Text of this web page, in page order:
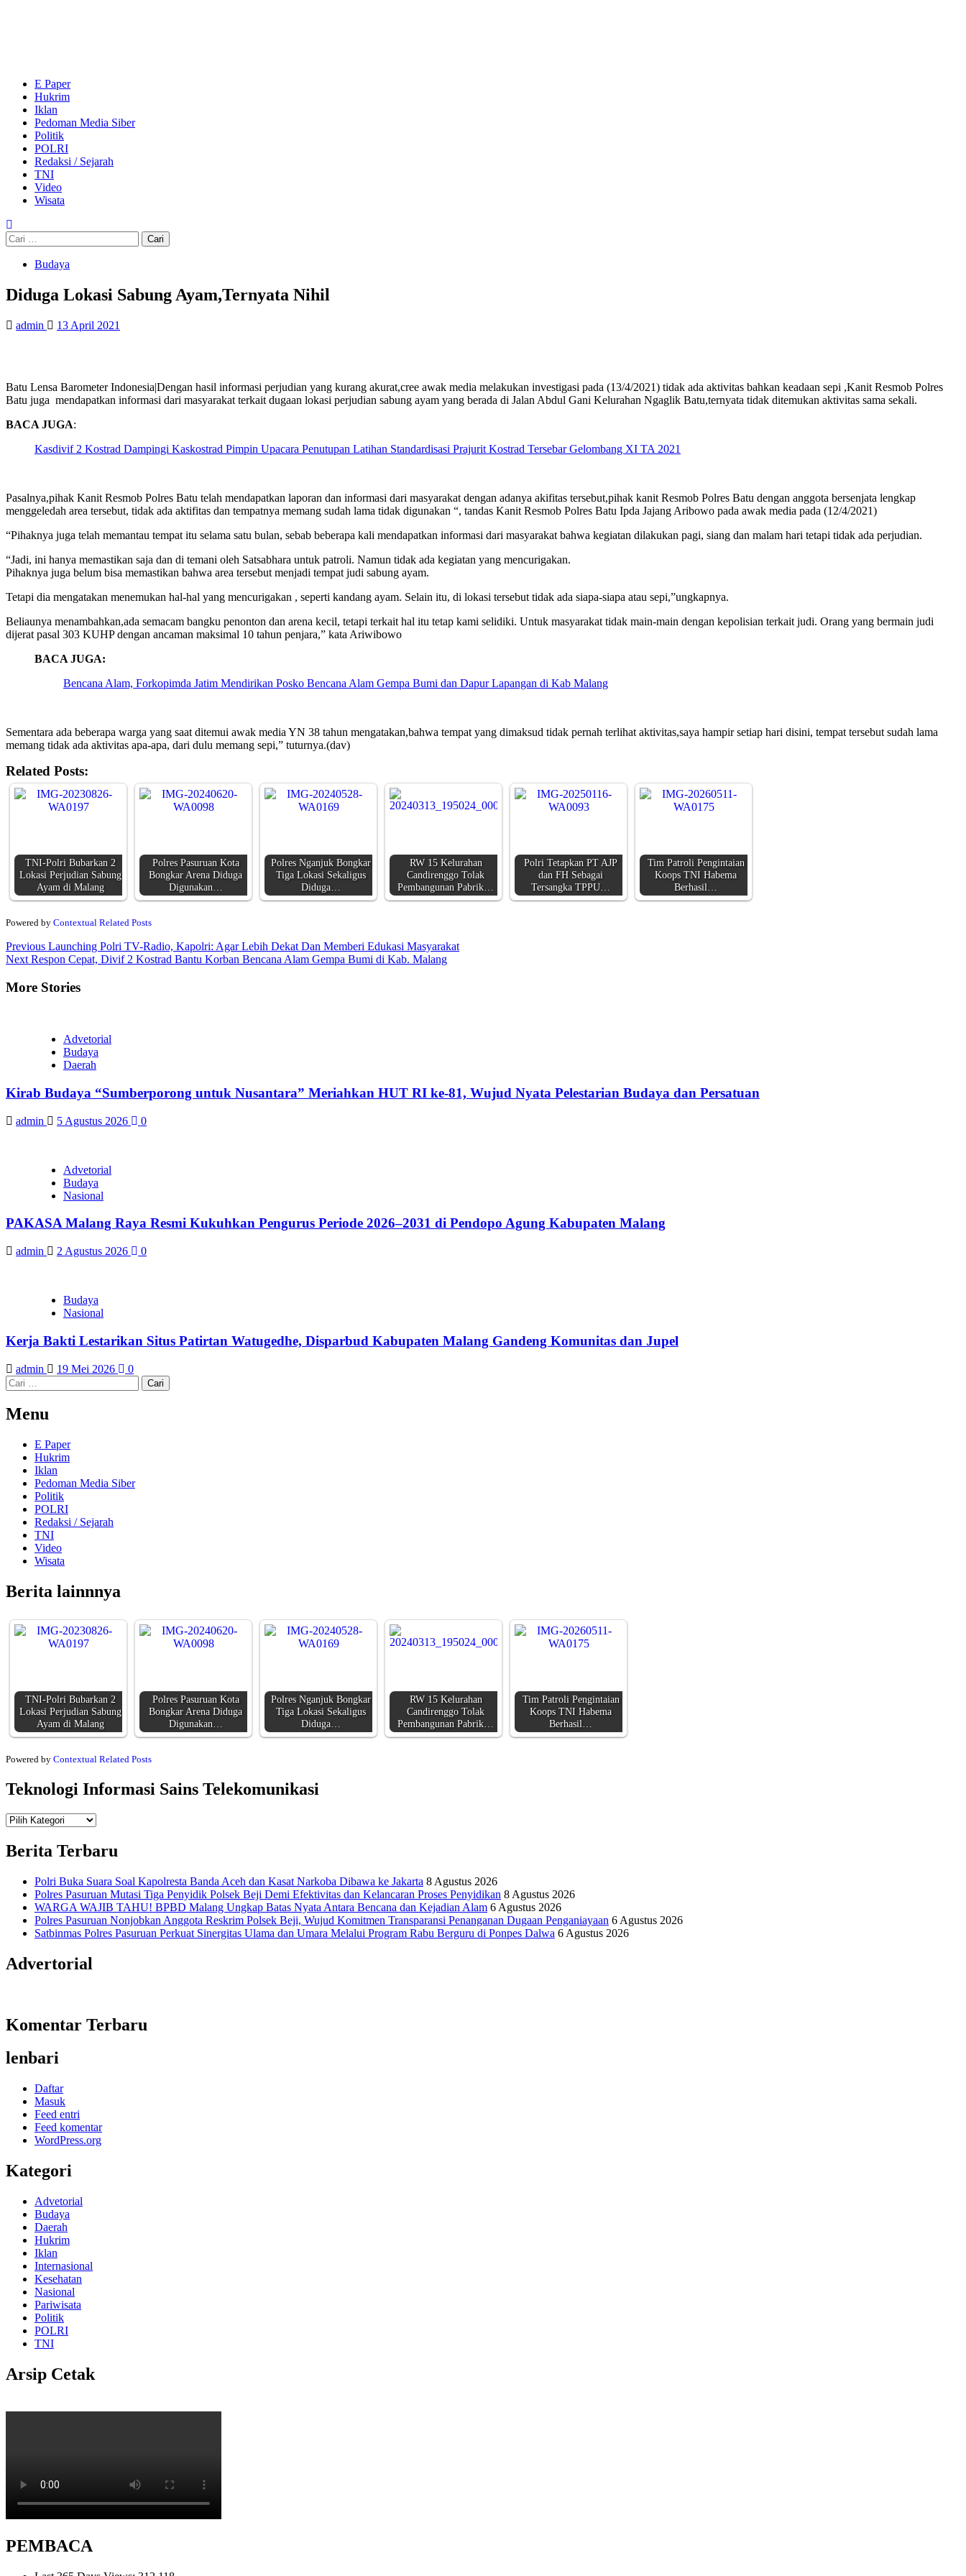
E Paper
Hukrim
Iklan
Pedoman Media Siber
Politik
POLRI
Redaksi / Sejarah
TNI
Video
Wisata
Cari
untuk:
Budaya
Diduga Lokasi Sabung Ayam,Ternyata Nihil
admin 13 April 2021
Batu Lensa Barometer Indonesia|Dengan hasil informasi perjudian yang kurang akurat,cree awak media melakukan investigasi pada (13/4/2021) tidak ada aktivitas bahkan keadaan sepi ,Kanit Resmob Polres
Batu juga mendapatkan informasi dari masyarakat terkait dugaan lokasi perjudian sabung ayam yang berada di Jalan Abdul Gani Kelurahan Ngaglik Batu,ternyata tidak ditemukan aktivitas sama sekali.
BACA JUGA:
Kasdivif 2 Kostrad Dampingi Kaskostrad Pimpin Upacara Penutupan Latihan Standardisasi Prajurit Kostrad Tersebar Gelombang XI TA 2021
Pasalnya,pihak Kanit Resmob Polres Batu telah mendapatkan laporan dan informasi dari masyarakat dengan adanya akifitas tersebut,pihak kanit Resmob Polres Batu dengan anggota bersenjata lengkap
menggeledah area tersebut, tidak ada aktifitas dan tempatnya memang sudah lama tidak digunakan “, tandas Kanit Resmob Polres Batu Ipda Jajang Aribowo pada awak media pada (12/4/2021)
“Pihaknya juga telah memantau tempat itu selama satu bulan, sebab beberapa kali mendapatkan informasi dari masyarakat bahwa kegiatan dilakukan pagi, siang dan malam hari tetapi tidak ada perjudian.
“Jadi, ini hanya memastikan saja dan di temani oleh Satsabhara untuk patroli. Namun tidak ada kegiatan yang mencurigakan.
Pihaknya juga belum bisa memastikan bahwa area tersebut menjadi tempat judi sabung ayam.
Tetapi dia mengatakan menemukan hal-hal yang mencurigakan , seperti kandang ayam. Selain itu, di lokasi tersebut tidak ada siapa-siapa atau sepi,”ungkapnya.
Beliaunya menambahkan,ada semacam bangku penonton dan arena kecil, tetapi terkait hal itu tetap kami selidiki. Untuk masyarakat tidak main-main dengan kepolisian terkait judi. Orang yang bermain judi
dijerat pasal 303 KUHP dengan ancaman maksimal 10 tahun penjara,” kata Ariwibowo
BACA JUGA:
Bencana Alam, Forkopimda Jatim Mendirikan Posko Bencana Alam Gempa Bumi dan Dapur Lapangan di Kab Malang
Sementara ada beberapa warga yang saat ditemui awak media YN 38 tahun mengatakan,bahwa tempat yang dimaksud tidak pernah terlihat aktivitas,saya hampir setiap hari disini, tempat tersebut sudah lama
memang tidak ada aktivitas apa-apa, dari dulu memang sepi,” tuturnya.(dav)
Related Posts:
TNI-Polri Bubarkan 2
Lokasi Perjudian Sabung
Ayam di Malang
Polres Pasuruan Kota
Bongkar Arena Diduga
Digunakan…
Polres Nganjuk Bongkar
Tiga Lokasi Sekaligus
Diduga…
RW 15 Kelurahan
Candirenggo Tolak
Pembangunan Pabrik…
Polri Tetapkan PT AJP
dan FH Sebagai
Tersangka TPPU…
Tim Patroli Pengintaian
Koops TNI Habema
Berhasil…
Powered by Contextual Related Posts
Continue
Reading
Previous Launching Polri TV-Radio, Kapolri: Agar Lebih Dekat Dan Memberi Edukasi Masyarakat
Next Respon Cepat, Divif 2 Kostrad Bantu Korban Bencana Alam Gempa Bumi di Kab. Malang
More Stories
Advetorial
Budaya
Daerah
Kirab Budaya “Sumberporong untuk Nusantara” Meriahkan HUT RI ke-81, Wujud Nyata Pelestarian Budaya dan Persatuan
admin 5 Agustus 2026 0
Advetorial
Budaya
Nasional
PAKASA Malang Raya Resmi Kukuhkan Pengurus Periode 2026–2031 di Pendopo Agung Kabupaten Malang
admin 2 Agustus 2026 0
Budaya
Nasional
Kerja Bakti Lestarikan Situs Patirtan Watugedhe, Disparbud Kabupaten Malang Gandeng Komunitas dan Jupel
admin 19 Mei 2026
0
Cari
untuk:
Menu
E Paper
Hukrim
Iklan
Pedoman Media Siber
Politik
POLRI
Redaksi / Sejarah
TNI
Video
Wisata
Berita lainnnya
TNI-Polri Bubarkan 2
Lokasi Perjudian Sabung
Ayam di Malang
Polres Pasuruan Kota
Bongkar Arena Diduga
Digunakan…
Polres Nganjuk Bongkar
Tiga Lokasi Sekaligus
Diduga…
RW 15 Kelurahan
Candirenggo Tolak
Pembangunan Pabrik…
Tim Patroli Pengintaian
Koops TNI Habema
Berhasil…
Powered by Contextual Related Posts
Teknologi Informasi Sains Telekomunikasi
Teknologi
Berita Terbaru
Polri Buka Suara Soal Kapolresta Banda Aceh dan Kasat Narkoba Dibawa ke Jakarta 8 Agustus 2026
Polres Pasuruan Mutasi Tiga Penyidik Polsek Beji Demi Efektivitas dan Kelancaran Proses Penyidikan 8 Agustus 2026
WARGA WAJIB TAHU! BPBD Malang Ungkap Batas Nyata Antara Bencana dan Kejadian Alam 6 Agustus 2026
Polres Pasuruan Nonjobkan Anggota Reskrim Polsek Beji, Wujud Komitmen Transparansi Penanganan Dugaan Penganiayaan 6 Agustus 2026
Satbinmas Polres Pasuruan Perkuat Sinergitas Ulama dan Umara Melalui Program Rabu Berguru di Ponpes Dalwa 6 Agustus 2026
Advertorial
Komentar Terbaru
lenbari
Daftar
Masuk
Feed entri
Feed komentar
WordPress.org
Kategori
Advetorial
Budaya
Daerah
Hukrim
Iklan
Internasional
Kesehatan
Nasional
Pariwisata
Politik
POLRI
TNI
Arsip Cetak
PEMBACA